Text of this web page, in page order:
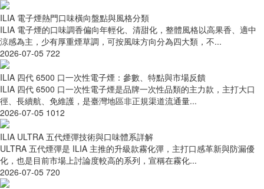
ILIA 電子煙熱門口味橫向盤點與風格分類
ILIA 電子煙的口味調香偏向年輕化、清甜化，整體風格以高果香、適中
涼感為主，少有厚重煙草調，可按風味方向分為四大類，不...
2026-07-05 722
ILIA 四代 6500 口一次性電子煙：參數、特點與市場反饋
ILIA 四代 6500 口一次性電子煙是品牌一次性品類的主力款，主打大口
徑、長續航、免維護，是臺灣地區非正規渠道流通量...
2026-07-05 1012
ILIA ULTRA 五代煙彈技術與口味體系詳解
ULTRA 五代煙彈是 ILIA 主推的升級款霧化彈，主打口感革新與防漏優
化，也是目前市場上討論度較高的系列，宣稱在霧化...
2026-07-05 720